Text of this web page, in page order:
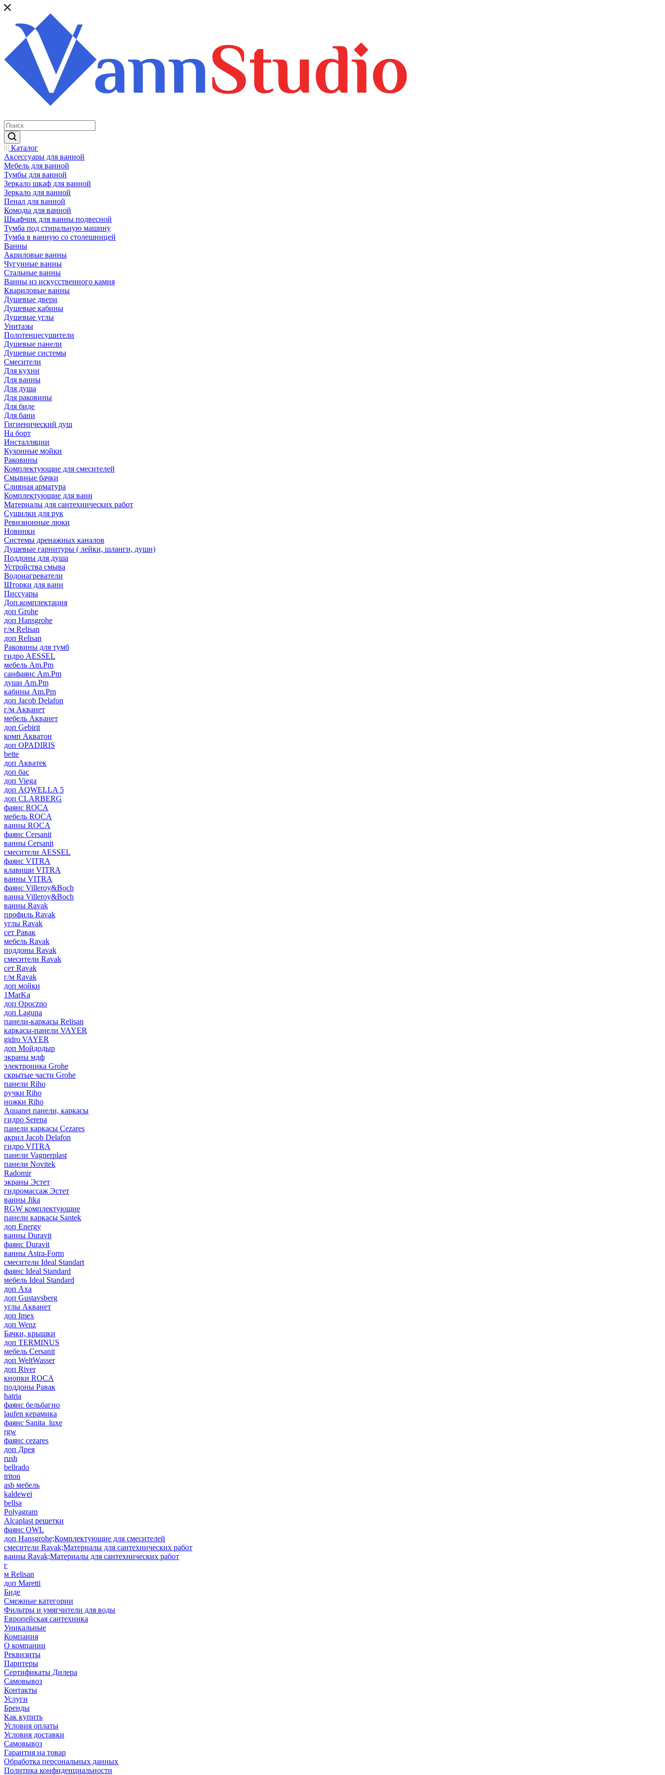
Каталог
Аксессуары для ванной
Мебель для ванной
Тумбы для ванной
Зеркало шкаф для ванной
Зеркало для ванной
Пенал для ванной
Комоды для ванной
Шкафчик для ванны подвесной
Тумба под стиральную машину
Тумба в ванную со столешницей
Ванны
Акриловые ванны
Чугунные ванны
Стальные ванны
Ванны из искусственного камня
Квариловые ванны
Душевые двери
Душевые кабины
Душевые углы
Унитазы
Полотенцесушители
Душевые панели
Душевые системы
Смесители
Для кухни
Для ванны
Для душа
Для раковины
Для биде
Для бани
Гигиенический душ
На борт
Инсталляции
Кухонные мойки
Раковины
Комплектующие для смесителей
Смывные бачки
Сливная арматура
Комплектующие для ванн
Материалы для сантехнических работ
Сушилки для рук
Ревизионные люки
Новинки
Системы дренажных каналов
Душевые гарнитуры ( лейки, шланги, души)
Поддоны для душа
Устройства смыва
Водонагреватели
Шторки для ванн
Писсуары
Доп.комплектация
доп Grohe
доп Hansgrohe
г/м Relisan
доп Relisan
Раковины для тумб
гидро AESSEL
мебель Am.Pm
санфаянс Am.Pm
души Am.Pm
кабины Am.Pm
доп Jacob Delafon
г/м Акванет
мебель Акванет
доп Gebirit
комп Акватон
доп OPADIRIS
bette
доп Акватек
доп бас
доп Viega
доп AQWELLA 5
доп CLARBERG
фаянс ROCA
мебель ROCA
ванны ROCA
фаянс Cersanit
ванны Cersanit
смесители AESSEL
фаянс VITRA
клавиши VITRA
ванны VITRA
фаянс Villeroy&Boch
ванна Villeroy&Boch
ванны Ravak
профиль Ravak
углы Ravak
сет Равак
мебель Ravak
поддоны Ravak
смесители Ravak
сет Ravak
г/м Ravak
доп мойки
1MarKa
доп Opoczno
доп Laguna
панели-каркасы Relisan
каркасы-панели VAYER
gidro VAYER
доп Мойдодыр
экраны мдф
электроника Grohe
скрытые части Grohe
панели Riho
ручки Riho
ножки Riho
Aquanet панели, каркасы
гидро Serena
панели каркасы Cezares
акрил Jacob Delafon
гидро VITRA
панели Vagnerplast
панели Novitek
Radomir
экраны Эстет
гидромассаж Эстет
ванны Jika
RGW комплектующие
панели каркасы Santek
доп Energy
ванны Duravit
фаянс Duravit
ванны Astra-Form
смесители Ideal Standart
фаянс Ideal Standard
мебель Ideal Standard
доп Axa
доп Gustavsberg
углы Акванет
доп Imex
доп Wenz
Бачки, крышки
доп TERMINUS
мебель Cersanit
доп WeltWasser
доп River
кнопки ROCA
поддоны Равак
hatria
фаянс бельбагно
laufen керамика
фаянс Sanita_luxe
rgw
фаянс cezares
доп Дрея
rush
bellrado
triton
asb мебель
kaldewei
bellsa
Polyagram
Alcaplast решетки
фаянс OWL
доп Hansgrohe;Комплектующие для смесителей
смесители Ravak;Материалы для сантехнических работ
ванны Ravak;Материалы для сантехнических работ
г
м Relisan
доп Maretti
Биде
Смежные категории
Фильтры и умягчители для воды
Европейская сантехника
Уникальные
Компания
О компании
Реквизиты
Парнтеры
Сертификаты Дилера
Самовывоз
Контакты
Услуги
Бренды
Как купить
Условия оплаты
Условия доставки
Самовывоз
Гарантия на товар
Обработка персональных данных
Политика конфиденциальности